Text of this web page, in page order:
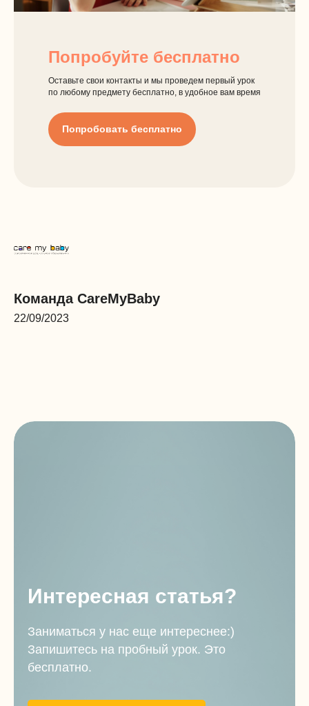
Попробуйте бесплатно
Оставьте свои контакты и мы проведем первый урок
по любому предмету бесплатно, в удобное вам время
Попробовать бесплатно
Команда CareMyBaby
22/09/2023
Интересная статья?
Заниматься у нас еще интереснее:)
Запишитесь на пробный урок. Это
бесплатно.